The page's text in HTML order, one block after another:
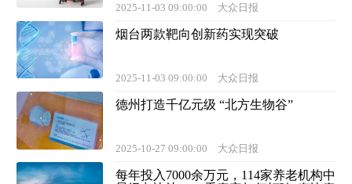
2025-11-03 09:00:00 大众日报
烟台两款靶向创新药实现突破
2025-11-03 09:00:00 大众日报
德州打造千亿元级 “北方生物谷”
2025-10-27 09:00:00 大众日报
每年投入7000余万元，114家养老机构中